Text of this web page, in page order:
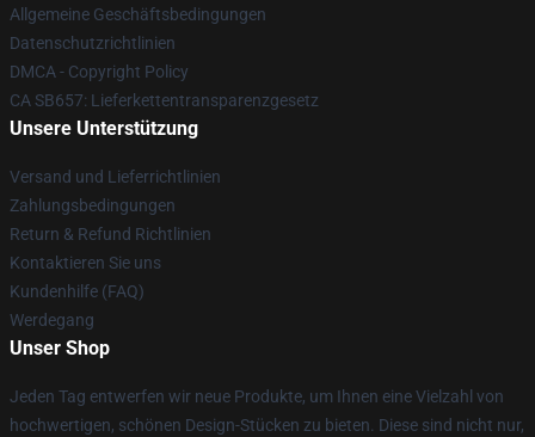
Allgemeine Geschäftsbedingungen
Datenschutzrichtlinien
DMCA - Copyright Policy
CA SB657: Lieferkettentransparenzgesetz
Unsere Unterstützung
Versand und Lieferrichtlinien
Zahlungsbedingungen
Return & Refund Richtlinien
Kontaktieren Sie uns
Kundenhilfe (FAQ)
Werdegang
Unser Shop
Jeden Tag entwerfen wir neue Produkte, um Ihnen eine Vielzahl von
hochwertigen, schönen Design-Stücken zu bieten. Diese sind nicht nur,